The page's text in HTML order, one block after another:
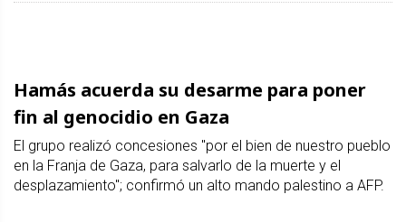
Hamás acuerda su desarme para poner
fin al genocidio en Gaza
El grupo realizó concesiones "por el bien de nuestro pueblo
en la Franja de Gaza, para salvarlo de la muerte y el
desplazamiento"; confirmó un alto mando palestino a AFP.